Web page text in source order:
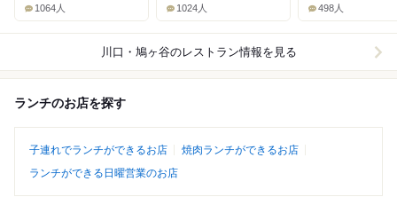
1064人 1024人 498人
川口・鳩ヶ谷のレストラン情報を見る
ランチのお店を探す
子連れでランチができるお店
焼肉ランチができるお店
ランチができる日曜営業のお店